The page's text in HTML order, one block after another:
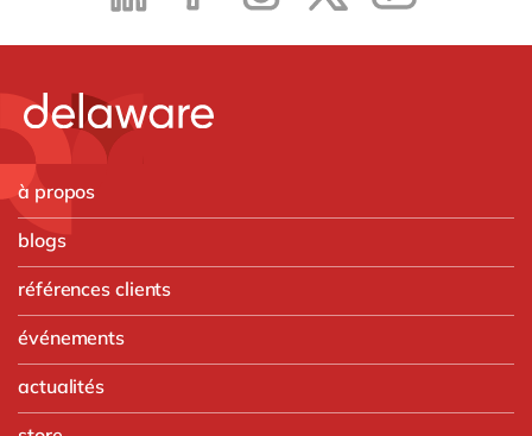
à propos
blogs
références clients
événements
actualités